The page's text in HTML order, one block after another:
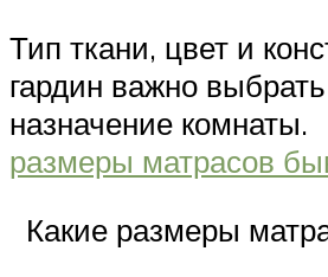
Тип ткани, цвет и
гардин важно
назначение
размеры матрасов
Какие размеры